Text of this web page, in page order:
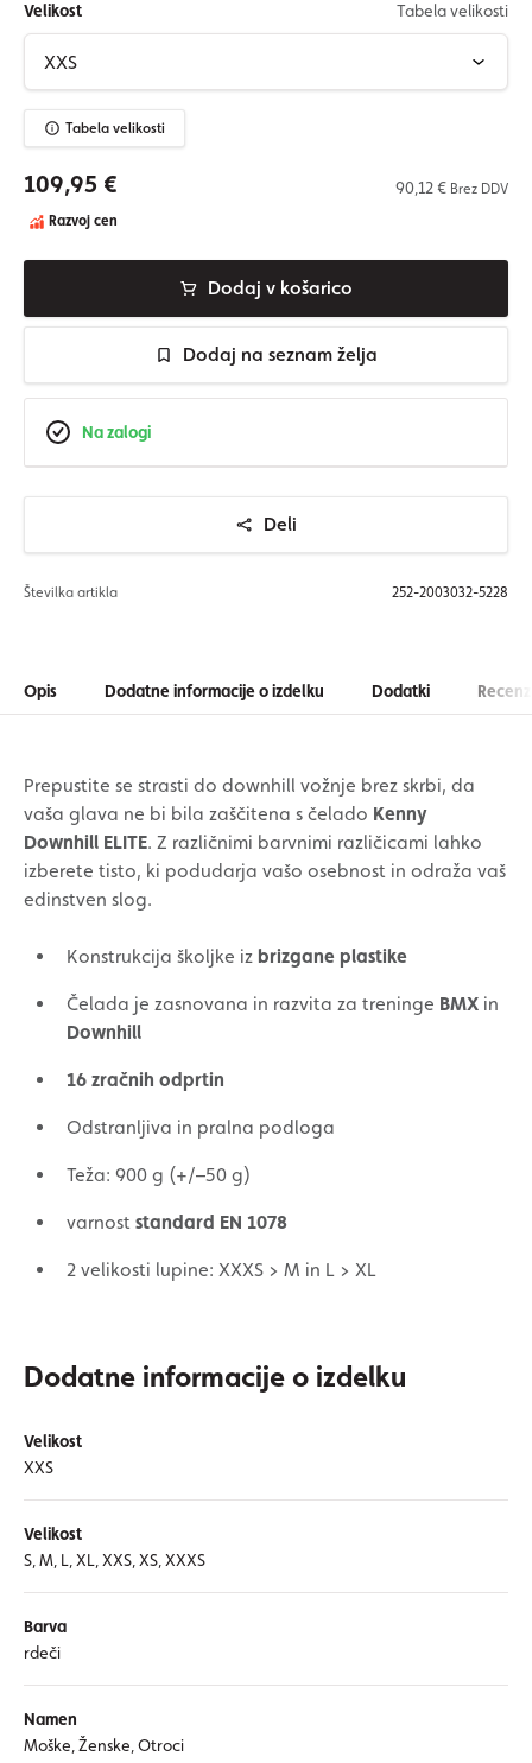
Velikost Tabela velikosti
Tabela velikosti
109,95 € 90,12 € Brez DDV
Razvoj cen
Dodaj v košarico
Dodaj na seznam želja
Na zalogi
Deli
Številka artikla 252-2003032-5228
Opis Dodatne informacije o izdelku Dodatki
Prepustite se strasti do downhill vožnje brez skrbi, da
vaša glava ne bi bila zaščitena s čelado Kenny
Downhill ELITE. Z različnimi barvnimi različicami lahko
izberete tisto, ki podudarja vašo osebnost in odraža vaš
edinstven slog.
Konstrukcija školjke iz brizgane plastike
Čelada je zasnovana in razvita za treninge BMX in
Downhill
16 zračnih odprtin
Odstranljiva in pralna podloga
Teža: 900 g (+/–50 g)
varnost standard EN 1078
2 velikosti lupine: XXXS > M in L > XL
Dodatne informacije o izdelku
Velikost
XXS
Velikost
S, M, L, XL, XXS, XS, XXXS
Barva
rdeči
Namen
Moške, Ženske, Otroci